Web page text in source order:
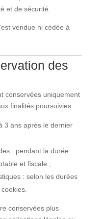
et de sécurité.
vendue ni cédée à
des
conservées uniquement
finalités poursuivies :
3 ans après le dernier
: pendant la durée
et fiscale ;
: selon les durées
conservées plus